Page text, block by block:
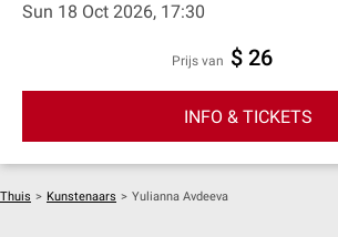
Sun 18 Oct 2026, 17:30
prijs van $ 26
INFO & TICKETS
Thuis > Kunstenaars > Yulianna Avdeeva